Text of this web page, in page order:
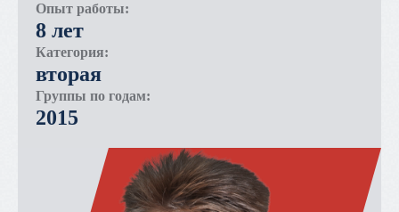
Опыт работы:
8 лет
Категория:
вторая
Группы по годам:
2015